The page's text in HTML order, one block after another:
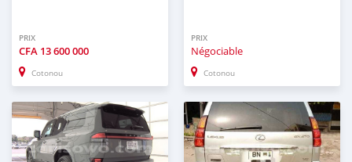
PRIX
CFA 13 600 000
Cotonou
PRIX
Négociable
Cotonou